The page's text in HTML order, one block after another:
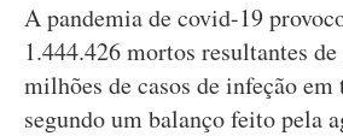
A pandemia de covid-19
1.444.426 mortos resultantes
milhões de casos de infeção
segundo um balanço feito pela